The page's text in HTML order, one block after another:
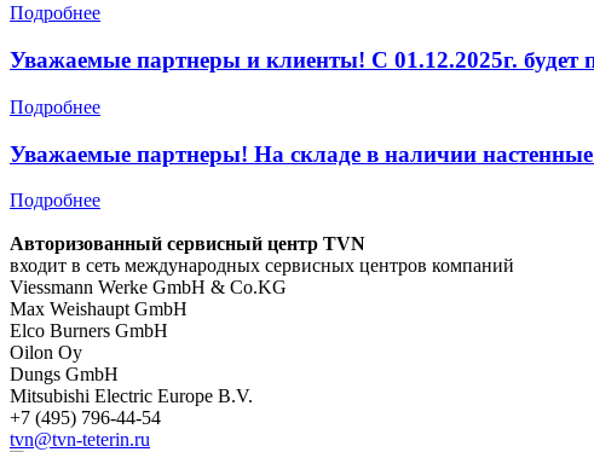
Подробнее
Уважаемые партнеры и клиенты! С 01.12.2025г.
Подробнее
Уважаемые партнеры! На складе в наличии
Подробнее
Авторизованный сервисный центр TVN
входит в сеть международных сервисных центров компаний
Viessmann Werke GmbH & Co.KG
Max Weishaupt GmbH
Elco Burners GmbH
Oilon Oy
Dungs GmbH
Mitsubishi Electric Europe B.V.
+7 (495) 796-44-54
tvn@tvn-teterin.ru